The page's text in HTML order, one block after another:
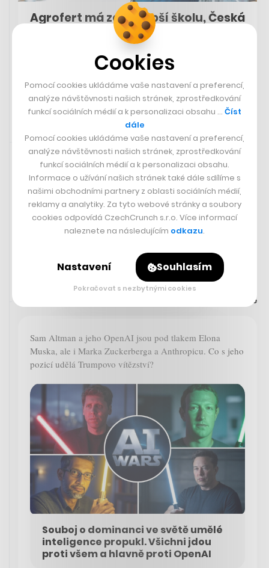
Agrofert má za nejlepší školu, Česká
pošta ho fyzicky i psychicky
vyčerpala. Teď staví vlastní byznys
PETER BREJČÁK
18. 12. 2024 21:01 Doporučujeme
„Komfort vás nikdy nikam
neposune.“
- Zuzana Kloudová z rodinné firmy Maso Klouda o přístupu k podnikání
Čtěte dále
Doporučujeme
Sam Altman a jeho OpenAI jsou pod tlakem Elona
Muska, ale i Marka Zuckerberga a Anthropicu. Co s jeho
pozicí udělá Trumpovo vítězství?
Souboj o dominanci ve světě umělé
inteligence propukl. Všichni jdou
proti všem a hlavně proti OpenAI
Cookies
Pomocí cookies ukládáme vaše nastavení a preferencí,
analýze návštěvnosti našich stránek, zprostředkování
funkcí sociálních médií a k personalizaci obsahu … Číst
dále
Pomocí cookies ukládáme vaše nastavení a preferencí,
analýze návštěvnosti našich stránek, zprostředkování
funkcí sociálních médií a k personalizaci obsahu.
Informace o užívání našich stránek také dále sdílíme s
našimi obchodními partnery z oblasti sociálních médií,
reklamy a analytiky. Za tyto webové stránky a soubory
cookies odpovídá CzechCrunch s.r.o. Více informací
naleznete na následujícím odkazu.
Nastavení Souhlasím
Pokračovat s nezbytnými cookies